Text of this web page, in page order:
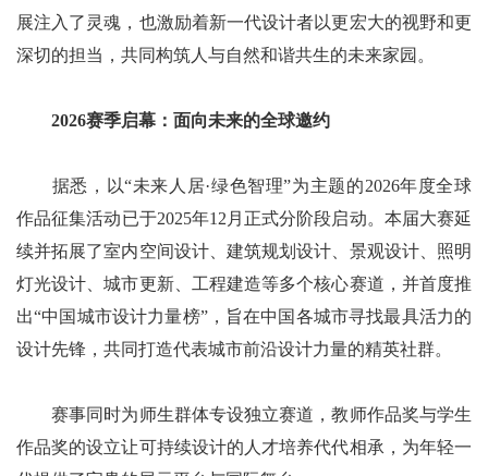
展注入了灵魂，也激励着新一代设计者以更宏大的视野和更
深切的担当，共同构筑人与自然和谐共生的未来家园。
2026赛季启幕：面向未来的全球邀约
据悉，以“未来人居·绿色智理”为主题的2026年度全球
作品征集活动已于2025年12月正式分阶段启动。本届大赛延
续并拓展了室内空间设计、建筑规划设计、景观设计、照明
灯光设计、城市更新、工程建造等多个核心赛道，并首度推
出“中国城市设计力量榜”，旨在中国各城市寻找最具活力的
设计先锋，共同打造代表城市前沿设计力量的精英社群。
赛事同时为师生群体专设独立赛道，教师作品奖与学生
作品奖的设立让可持续设计的人才培养代代相承，为年轻一